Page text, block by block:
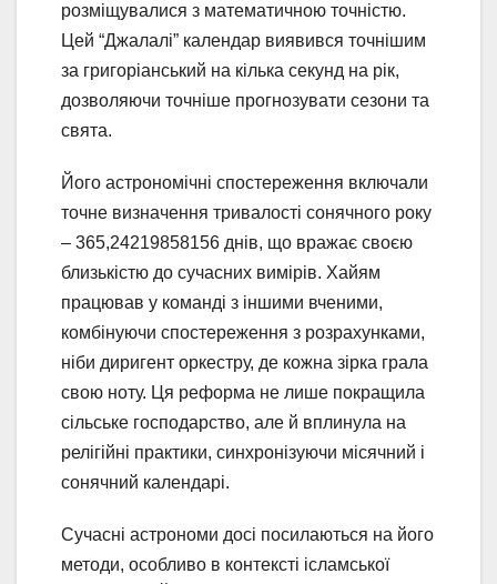
розміщувалися з математичною точністю.
Цей “Джалалі” календар виявився точнішим
за григоріанський на кілька секунд на рік,
дозволяючи точніше прогнозувати сезони та
свята.
Його астрономічні спостереження включали
точне визначення тривалості сонячного року
– 365,24219858156 днів, що вражає своєю
близькістю до сучасних вимірів. Хайям
працював у команді з іншими вченими,
комбінуючи спостереження з розрахунками,
ніби диригент оркестру, де кожна зірка грала
свою ноту. Ця реформа не лише покращила
сільське господарство, але й вплинула на
релігійні практики, синхронізуючи місячний і
сонячний календарі.
Сучасні астрономи досі посилаються на його
методи, особливо в контексті ісламської